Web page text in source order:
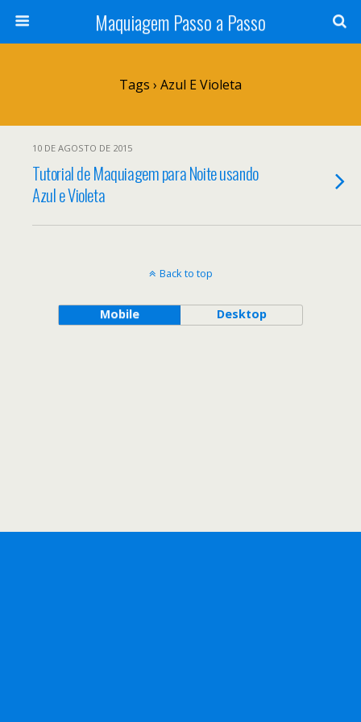
Maquiagem Passo a Passo
Tags › Azul E Violeta
10 DE AGOSTO DE 2015
Tutorial de Maquiagem para Noite usando
Azul e Violeta
Back to top
Mobile Desktop